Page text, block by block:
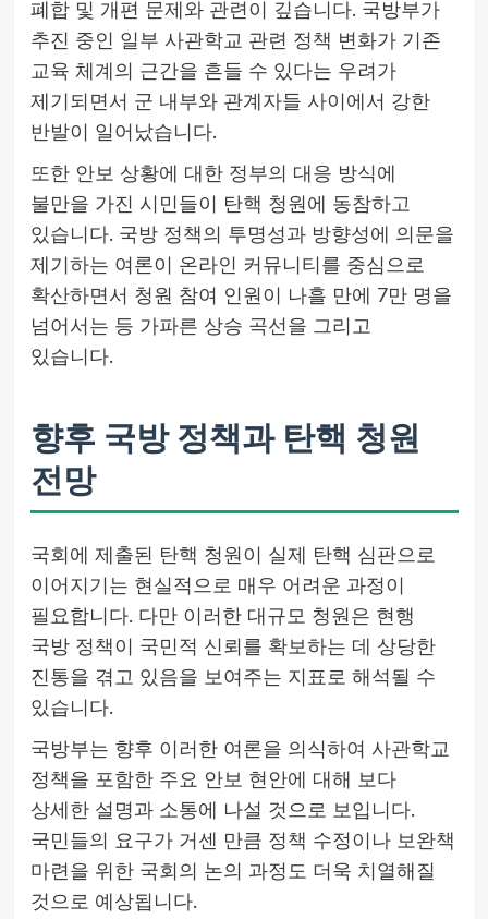
폐합 및 개편 문제와 관련이 깊습니다. 국방부가
추진 중인 일부 사관학교 관련 정책 변화가 기존
교육 체계의 근간을 흔들 수 있다는 우려가
제기되면서 군 내부와 관계자들 사이에서 강한
반발이 일어났습니다.
또한 안보 상황에 대한 정부의 대응 방식에
불만을 가진 시민들이 탄핵 청원에 동참하고
있습니다. 국방 정책의 투명성과 방향성에 의문을
제기하는 여론이 온라인 커뮤니티를 중심으로
확산하면서 청원 참여 인원이 나흘 만에 7만 명을
넘어서는 등 가파른 상승 곡선을 그리고
있습니다.
향후 국방 정책과 탄핵 청원
전망
국회에 제출된 탄핵 청원이 실제 탄핵 심판으로
이어지기는 현실적으로 매우 어려운 과정이
필요합니다. 다만 이러한 대규모 청원은 현행
국방 정책이 국민적 신뢰를 확보하는 데 상당한
진통을 겪고 있음을 보여주는 지표로 해석될 수
있습니다.
국방부는 향후 이러한 여론을 의식하여 사관학교
정책을 포함한 주요 안보 현안에 대해 보다
상세한 설명과 소통에 나설 것으로 보입니다.
국민들의 요구가 거센 만큼 정책 수정이나 보완책
마련을 위한 국회의 논의 과정도 더욱 치열해질
것으로 예상됩니다.